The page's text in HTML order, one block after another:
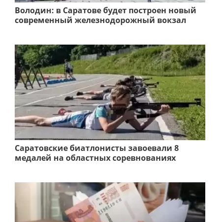
Володин: в Саратове будет построен новый
современный железнодорожный вокзал
Саратовские биатлонисты завоевали 8
медалей на областных соревнованиях